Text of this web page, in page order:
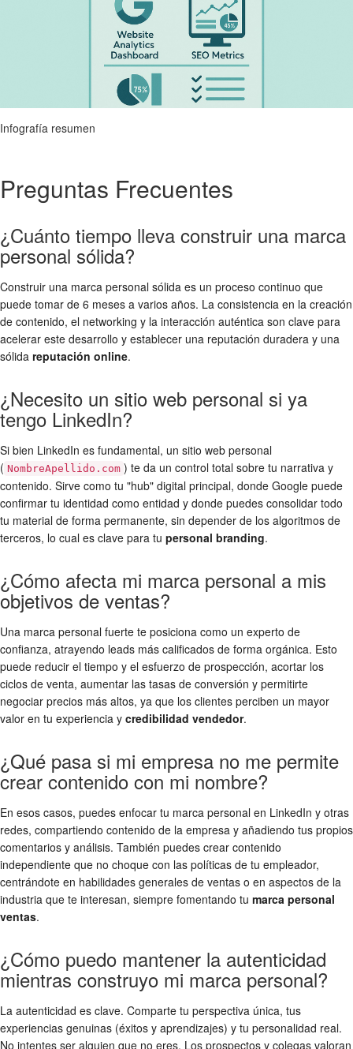
Infografía resumen
Preguntas Frecuentes
¿Cuánto tiempo lleva construir una marca
personal sólida?
Construir una marca personal sólida es un proceso continuo que
puede tomar de 6 meses a varios años. La consistencia en la creación
de contenido, el networking y la interacción auténtica son clave para
acelerar este desarrollo y establecer una reputación duradera y una
sólida reputación online.
¿Necesito un sitio web personal si ya
tengo LinkedIn?
Si bien LinkedIn es fundamental, un sitio web personal
( NombreApellido.com ) te da un control total sobre tu narrativa y
contenido. Sirve como tu "hub" digital principal, donde Google puede
confirmar tu identidad como entidad y donde puedes consolidar todo
tu material de forma permanente, sin depender de los algoritmos de
terceros, lo cual es clave para tu personal branding.
¿Cómo afecta mi marca personal a mis
objetivos de ventas?
Una marca personal fuerte te posiciona como un experto de
confianza, atrayendo leads más calificados de forma orgánica. Esto
puede reducir el tiempo y el esfuerzo de prospección, acortar los
ciclos de venta, aumentar las tasas de conversión y permitirte
negociar precios más altos, ya que los clientes perciben un mayor
valor en tu experiencia y credibilidad vendedor.
¿Qué pasa si mi empresa no me permite
crear contenido con mi nombre?
En esos casos, puedes enfocar tu marca personal en LinkedIn y otras
redes, compartiendo contenido de la empresa y añadiendo tus propios
comentarios y análisis. También puedes crear contenido
independiente que no choque con las políticas de tu empleador,
centrándote en habilidades generales de ventas o en aspectos de la
industria que te interesan, siempre fomentando tu marca personal
ventas.
¿Cómo puedo mantener la autenticidad
mientras construyo mi marca personal?
La autenticidad es clave. Comparte tu perspectiva única, tus
experiencias genuinas (éxitos y aprendizajes) y tu personalidad real.
No intentes ser alguien que no eres. Los prospectos y colegas valoran